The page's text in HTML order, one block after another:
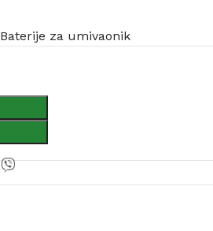
Baterije za umivaonik